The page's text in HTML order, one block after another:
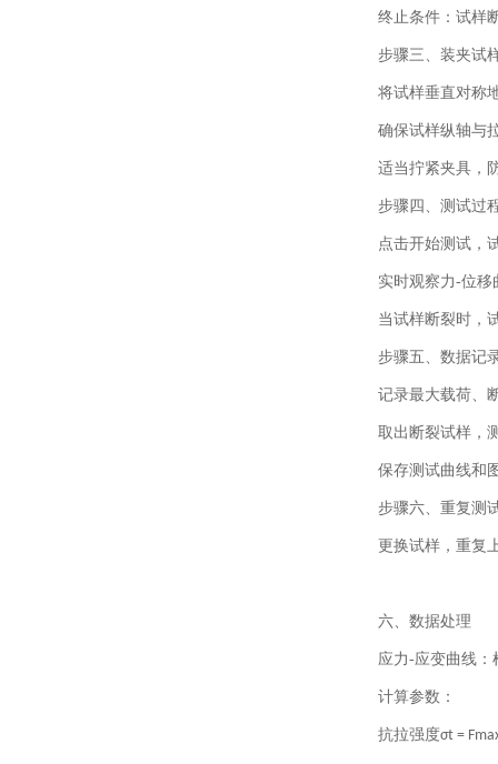
终止条件：试样
步骤三、 装夹试
将试样垂直对称
确保试样纵轴与
适当拧紧夹具，
步骤四、 测试过
点击开始测试，
实时观察力-位移
当试样断裂时，
步骤五、 数据记
记录最大载荷、
取出断裂试样，
保存测试曲线和
步骤六、 重复测
更换试样，重复
六、数据处理
应力-应变曲线：
计算参数：
抗拉强度σt =